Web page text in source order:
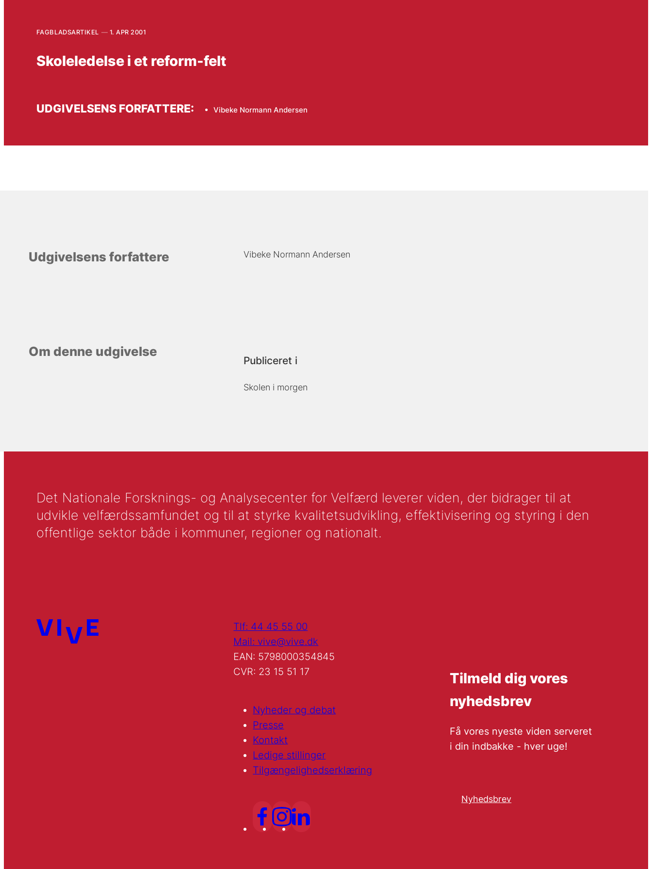
FAGBLADSARTIKEL 1. APR 2001
Skoleledelse i et reform-felt
UDGIVELSENS FORFATTERE: Vibeke Normann Andersen
Udgivelsens forfattere Vibeke Normann Andersen
Om denne udgivelse
Publiceret i
Skolen i morgen
Det Nationale Forsknings- og Analysecenter for Velfærd leverer viden, der bidrager til at
udvikle velfærdssamfundet og til at styrke kvalitetsudvikling, effektivisering og styring i den
offentlige sektor både i kommuner, regioner og nationalt.
Tlf: 44 45 55 00
Mail: vive@vive.dk
EAN: 5798000354845
CVR: 23 15 51 17
Nyheder og debat
Presse
Kontakt
Ledige stillinger
Tilgængelighedserklæring
Tilmeld dig vores
nyhedsbrev
Få vores nyeste viden serveret
i din indbakke - hver uge!
Nyhedsbrev